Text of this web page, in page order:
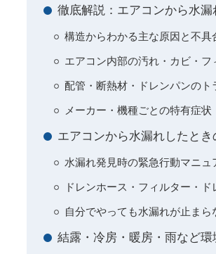
徹底解説：エアコンから水
構造からわかる主な原因と不具
エアコン内部の汚れ・カビ・フ
配管・断熱材・ドレンパンのト
メーカー・機種ごとの特有症
エアコンから水漏れしたと
水漏れ発見時の緊急行動マニュ
ドレンホース・フィルター・
自分でやっても水漏れが止ま
結露・冷房・暖房・雨など